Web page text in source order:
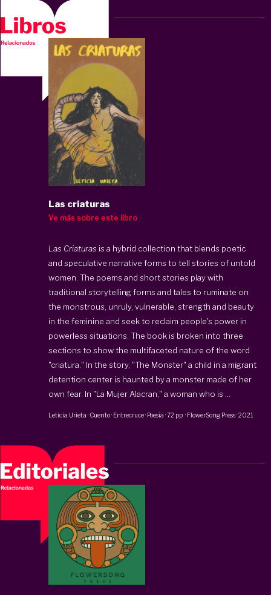
Las criaturas
Ve más sobre este libro
Las Criaturas is a hybrid collection that blends poetic
and speculative narrative forms to tell stories of untold
women. The poems and short stories play with
traditional storytelling forms and tales to ruminate on
the monstrous, unruly, vulnerable, strength and beauty
in the feminine and seek to reclaim people's power in
powerless situations. The book is broken into three
sections to show the multifaceted nature of the word
"criatura." In the story, "The Monster" a child in a migrant
detention center is haunted by a monster made of her
own fear. In "La Mujer Alacran," a woman who is ...
Leticia Urieta · Cuento · Entrecruce · Poesía ·72 pp · FlowerSong Press·2021